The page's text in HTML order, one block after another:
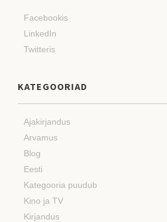
Facebookis
LinkedIn
Twitteris
KATEGOORIAD
Ajakirjandus
Arvamus
Blog
Eesti
Kategooria puudub
Kino ja TV
Kirjandus